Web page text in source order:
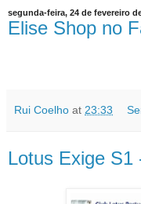
segunda-feira, 24 de fevereiro
Elise Shop no
Rui Coelho at 23:33
Lotus Exige S1